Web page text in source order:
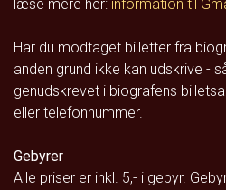
læse mere her: information til
Har du modtaget billetter fra
anden grund ikke kan udskrive -
genudskrevet i biografens
eller telefonnummer.
Gebyrer
Alle priser er inkl. 5,- i gebyr.